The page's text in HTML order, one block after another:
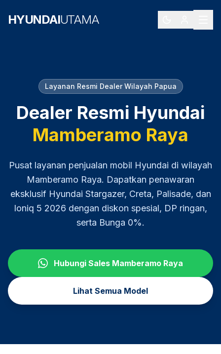
HYUNDAIUTAMA
Layanan Resmi Dealer Wilayah Papua
Dealer Resmi Hyundai
Mamberamo Raya
Pusat layanan penjualan mobil Hyundai di wilayah
Mamberamo Raya. Dapatkan penawaran
eksklusif Hyundai Stargazer, Creta, Palisade, dan
Ioniq 5 2026 dengan diskon spesial, DP ringan,
serta Bunga 0%.
Hubungi Sales Mamberamo Raya
Lihat Semua Model